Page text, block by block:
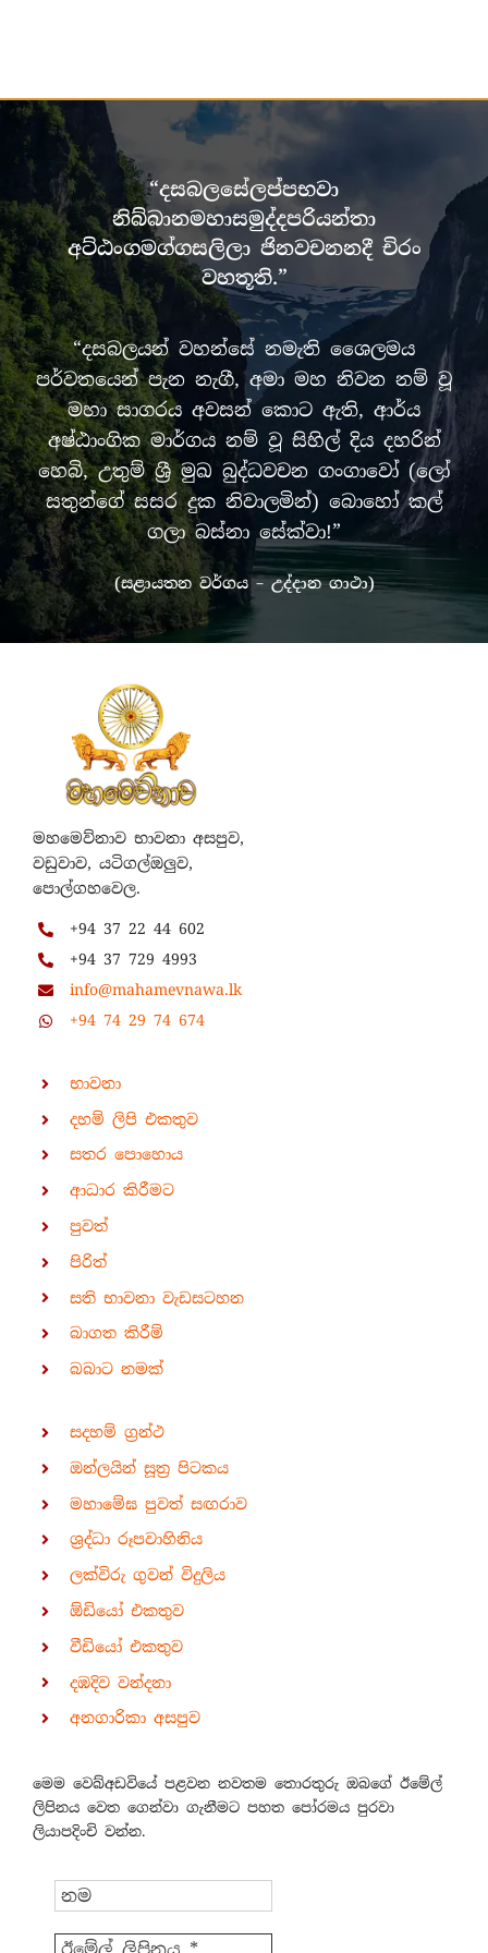
“දසබලසේලප්පභවා
නිබ්බානමහාසමුද්දපරියන්තා
අට්ඨංගමග්ගසලිලා ජිනවචනනදී චිරං
වහතූති.”
“දසබලයන් වහන්සේ නමැති ශෛලමය
පර්වතයෙන් පැන නැගී, අමා මහ නිවන නම් වූ
මහා සාගරය අවසන් කොට ඇති, ආර්ය
අෂ්ඨාංගික මාර්ගය නම් වූ සිහිල් දිය දහරින්
හෙබි, උතුම් ශ්‍රී මුඛ බුද්ධවචන ගංගාවෝ (ලෝ
සතුන්ගේ සසර දුක නිවාලමින්) බොහෝ කල්
ගලා බස්නා සේක්වා!”
(සළායතන වර්ගය – උද්දාන ගාථා)
මහමෙව්නාව භාවනා අසපුව,
වඩුවාව, යටිගල්ඔලුව,
පොල්ගහවෙල.
+94 37 22 44 602
+94 37 729 4993
info@mahamevnawa.lk
+94 74 29 74 674
භාවනා
දහම් ලිපි එකතුව
සතර පොහොය
ආධාර කිරීමට
පුවත්
පිරිත්
සති භාවනා වැඩසටහන
බාගත කිරීම්
බබාට නමක්
සදහම් ග්‍රන්ථ
ඔන්ලයින් සූත්‍ර පිටකය
මහාමේඝ පුවත් සඟරාව
ශ්‍රද්ධා රූපවාහිනිය
ලක්විරු ගුවන් විදුලිය
ඕඩියෝ එකතුව
වීඩියෝ එකතුව
දඹදිව වන්දනා
අනගාරිකා අසපුව
මෙම වෙබ්අඩවියේ පළවන නවතම තොරතුරු ඔබගේ ඊමේල්
ලිපිනය වෙත ගෙන්වා ගැනීමට පහත පෝරමය පුරවා
ලියාපදිංචි වන්න.